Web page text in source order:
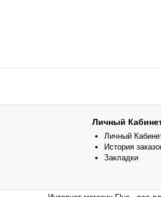
Личный
Личный
История
Закладки